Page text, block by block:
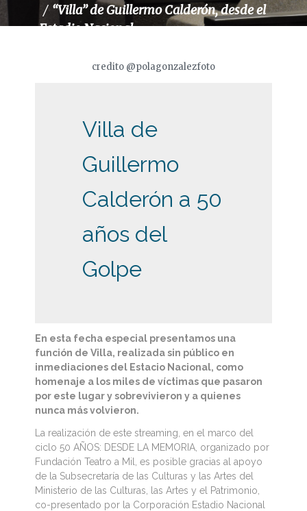
“Villa” de Guillermo Calderón, desde el
Estadio Nacional
credito @polagonzalezfoto
Villa de
Guillermo
Calderón a 50
años del
Golpe
En esta fecha especial presentamos una
función de Villa, realizada sin público en
inmediaciones del Estacio Nacional, como
homenaje a los miles de víctimas que pasaron
por este lugar y sobrevivieron y a quienes
nunca más volvieron.
La realización de este streaming, en el marco del
ciclo 50 AÑOS: DESDE LA MEMORIA, organizado por
Fundación Teatro a Mil, es posible gracias al apoyo
de la Subsecretaría de las Culturas y las Artes del
Ministerio de las Culturas, las Artes y el Patrimonio,
co-presentado por la Corporación Estadio Nacional